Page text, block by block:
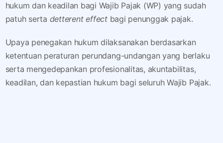
hukum dan keadilan bagi Wajib Pajak (WP) yang sudah
patuh serta detterent effectbagi penunggak pajak.
Upaya penegakan hukum dilaksanakan berdasarkan
ketentuan peraturan perundang-undangan yang berlaku
serta mengedepankan profesionalitas, akuntabilitas,
keadilan, dan kepastian hukum bagi seluruh Wajib Pajak.